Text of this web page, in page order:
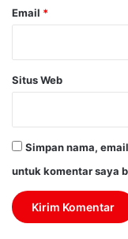
Email *
Situs Web
Simpan nama,
untuk komentar saya